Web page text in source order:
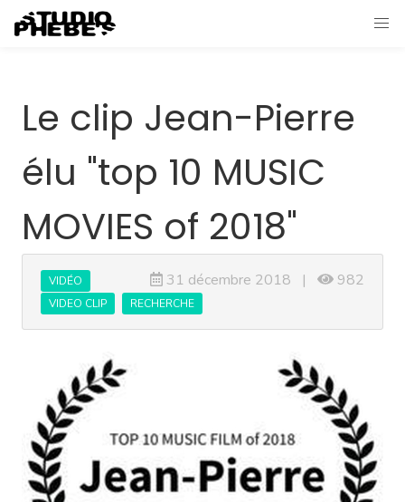
Le clip Jean-Pierre
élu "top 10 MUSIC
MOVIES of 2018"
31 décembre 2018 | 982
VIDÉO
VIDEO CLIP
RECHERCHE